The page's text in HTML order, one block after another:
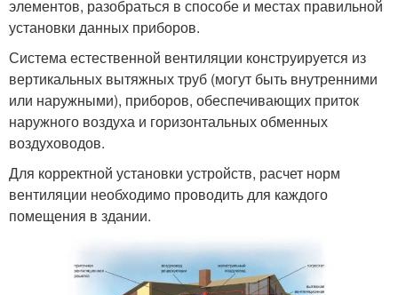
элементов, разобраться в способе и местах правильной
установки данных приборов.
Система естественной вентиляции конструируется из
вертикальных вытяжных труб (могут быть внутренними
или наружными), приборов, обеспечивающих приток
наружного воздуха и горизонтальных обменных
воздуховодов.
Для корректной установки устройств, расчет норм
вентиляции необходимо проводить для каждого
помещения в здании.